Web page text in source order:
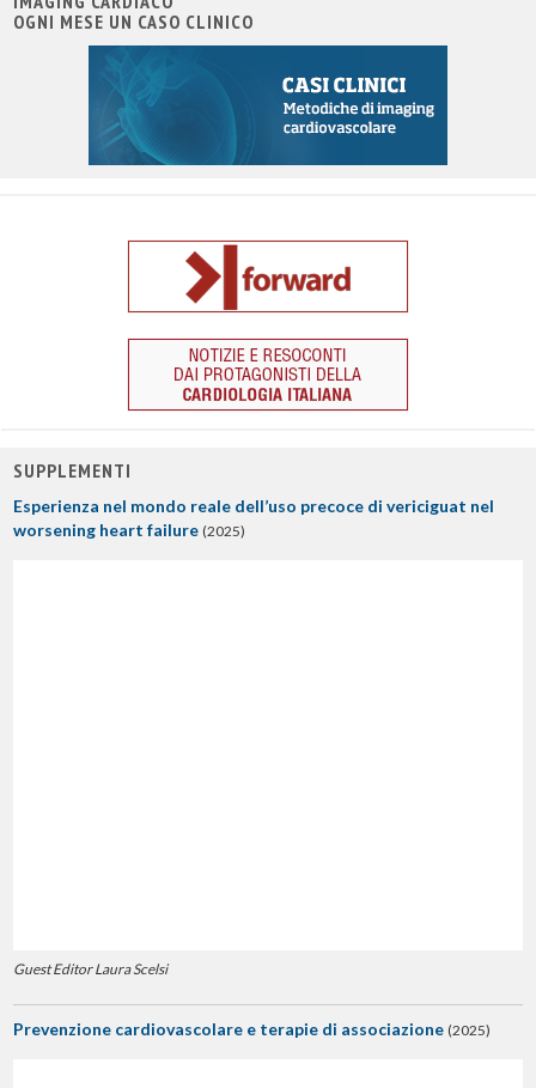
OGNI MESE UN CASO CLINICO
SUPPLEMENTI
Esperienza nel mondo reale dell’uso precoce di vericiguat nel
worsening heart failure (2025)
Guest Editor Laura Scelsi
Prevenzione cardiovascolare e terapie di associazione (2025)